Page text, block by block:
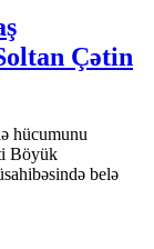
Çətin
hücumunu
Böyük
belə